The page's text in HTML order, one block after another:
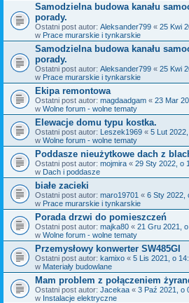
Samodzielna budowa kanału
porady.
Ostatni post autor: Aleksander799 « 25 Kwi
w Prace murarskie i tynkarskie
Samodzielna budowa kanału
porady.
Ostatni post autor: Aleksander799 « 25 Kwi
w Prace murarskie i tynkarskie
Ekipa remontowa
Ostatni post autor: magdaadgam « 23 Mar
w Wolne forum - wolne tematy
Elewacje domu typu kostka.
Ostatni post autor: Leszek1969 « 5 Lut
w Wolne forum - wolne tematy
Poddasze nieużytkowe dach z
Ostatni post autor: mojmira « 29 Sty 2022, o
w Dach i poddasze
białe zacieki
Ostatni post autor: maro19701 « 6 Sty 2022,
w Prace murarskie i tynkarskie
Porada drzwi do pomieszczeń
Ostatni post autor: majka80 « 21 Gru 2021,
w Wolne forum - wolne tematy
Przemysłowy konwerter SW485GI
Ostatni post autor: kamixo « 5 Lis 2021, o
w Materiały budowlane
Mam problem z połączeniem
Ostatni post autor: Jacekaa « 3 Paź 2021, o
w Instalacje elektryczne